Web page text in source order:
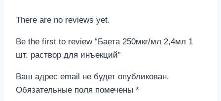
There are no reviews yet.
Be the first to review “Баета 250мкг/мл 2,4мл 1
шт. раствор для инъекций”
Ваш адрес email не будет опубликован.
Обязательные поля помечены *